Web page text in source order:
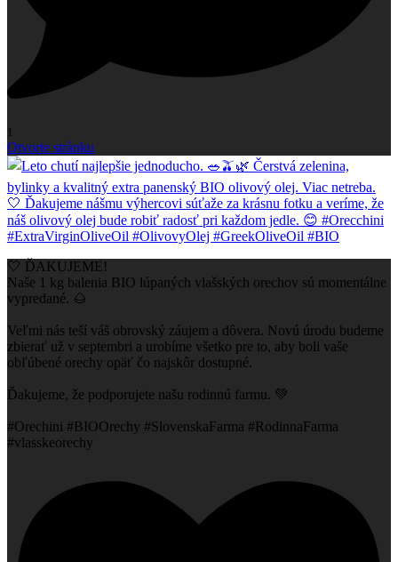
1
Otvorte stránku
🤍 ĎAKUJEME!
Naše 1 kg balenia BIO lúpaných vlašských orechov sú momentálne
vypredané. 🌰
Veľmi nás teší váš obrovský záujem a dôvera. Novú úrodu budeme
zbierať už v septembri a urobíme všetko pre to, aby boli vaše
obľúbené orechy opäť čo najskôr dostupné.
Ďakujeme, že podporujete našu rodinnú farmu. 💚
#Orechini #BIOOrechy #SlovenskaFarma #RodinnaFarma
#vlasskeorechy